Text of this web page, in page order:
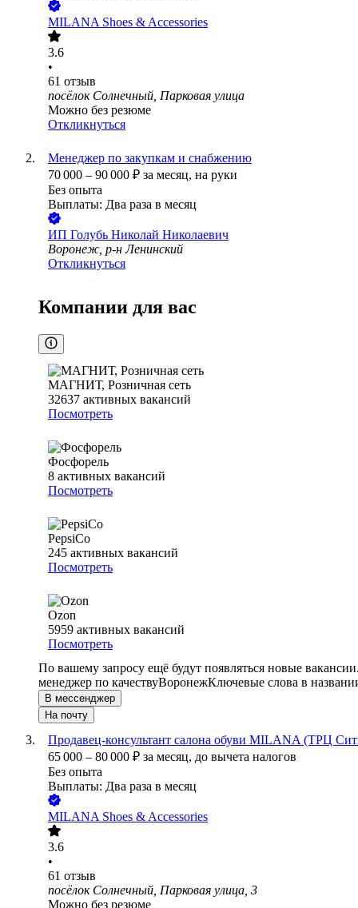
MILANA Shoes & Accessories
3.6
•
61 отзыв
посёлок Солнечный, Парковая улица
Можно без резюме
Откликнуться
Менеджер по закупкам и снабжению
70 000 – 90 000 ₽ за месяц, на руки
Без опыта
Выплаты: Два раза в месяц
ИП Голубь Николай Николаевич
Воронеж, р-н Ленинский
Откликнуться
Компании для вас
МАГНИТ, Розничная сеть
32637 активных вакансий
Посмотреть
Фосфорель
8 активных вакансий
Посмотреть
PepsiCo
245 активных вакансий
Посмотреть
Ozon
5959 активных вакансий
Посмотреть
По вашему запросу ещё будут появляться новые
менеджер по качествуВоронежКлючевые слова в
В мессенджер
На почту
Продавец-консультант салона обуви MILANA (ТРЦ
65 000 – 80 000 ₽ за месяц, до вычета налогов
Без опыта
Выплаты: Два раза в месяц
MILANA Shoes & Accessories
3.6
•
61 отзыв
посёлок Солнечный, Парковая улица, 3
Можно без резюме